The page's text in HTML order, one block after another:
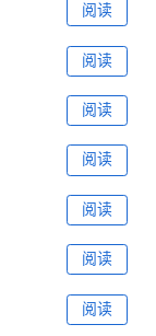
阅读
阅读
阅读
阅读
阅读
阅读
阅读